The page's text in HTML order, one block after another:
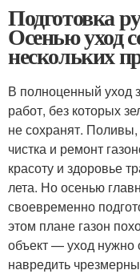
Подготовка
Осенью уход
нескольких
В полноценный уход
работ, без которых
не сохранят.
чистка и ремонт
красоту и здоровье
лета. Но осенью
своевременно
этом плане газон
объект — уход нужно
навредить